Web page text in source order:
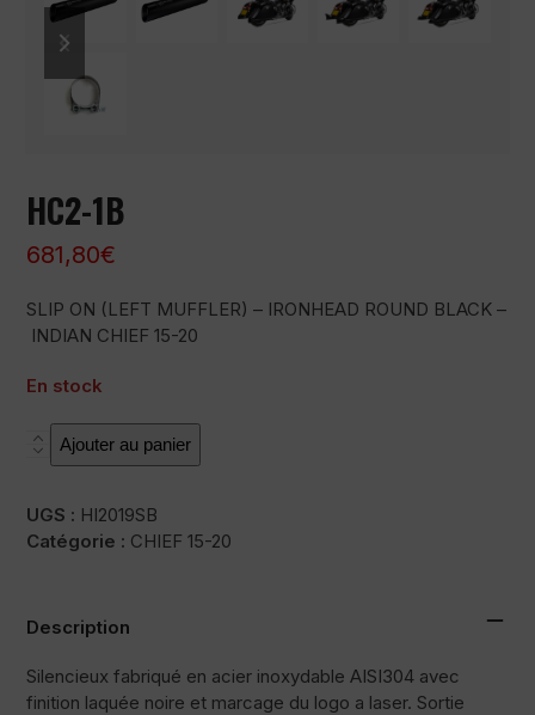
previous
slide
next
slide
HC2-1B
681,80€
SLIP ON (LEFT MUFFLER) – IRONHEAD ROUND BLACK –
INDIAN CHIEF 15-20
En stock
quantité
1B
Ajouter au panier
UGS : HI2019SB
Catégorie : CHIEF 15-20
Description
Silencieux fabriqué en acier inoxydable AISI304 avec
finition laquée noire et marcage du logo a laser. Sortie